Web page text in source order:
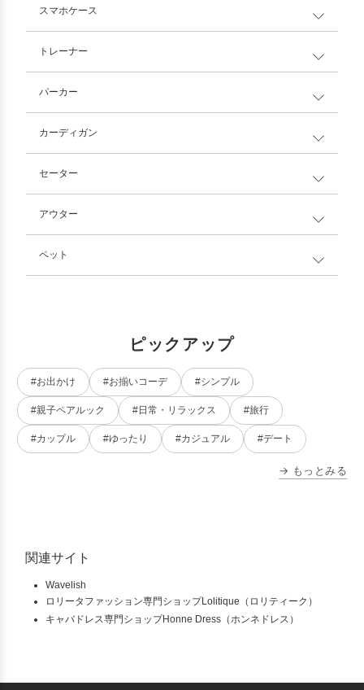
スマホケース
トレーナー
パーカー
カーディガン
セーター
アウター
ペット
ピックアップ
#お出かけ #お揃いコーデ #シンプル
#親子ペアルック #日常・リラックス #旅行
#カップル #ゆったり #カジュアル #デート
→ もっとみる
関連サイト
Wavelish
ロリータファッション専門ショップLolitique（ロリティーク）
キャバドレス専門ショップHonne Dress（ホンネドレス）